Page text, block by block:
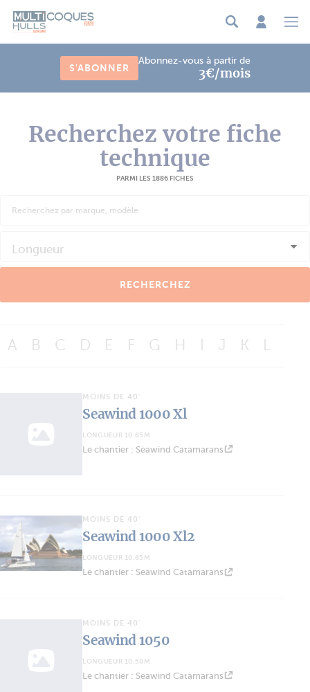
S'ABONNER
Abonnez-vous à partir de
3€/mois
Recherchez votre fiche
technique
PARMI LES 1886 FICHES
Longueur
RECHERCHEZ
A B C D E F G H J K L
MOINS DE 40'
Seawind 1000 Xl
LONGUEUR 10.85M
Le chantier : Seawind Catamarans
MOINS DE 40'
Seawind 1000 Xl2
LONGUEUR 10.85M
Le chantier : Seawind Catamarans
MOINS DE 40'
Seawind 1050
LONGUEUR 10.50M
Le chantier : Seawind Catamarans